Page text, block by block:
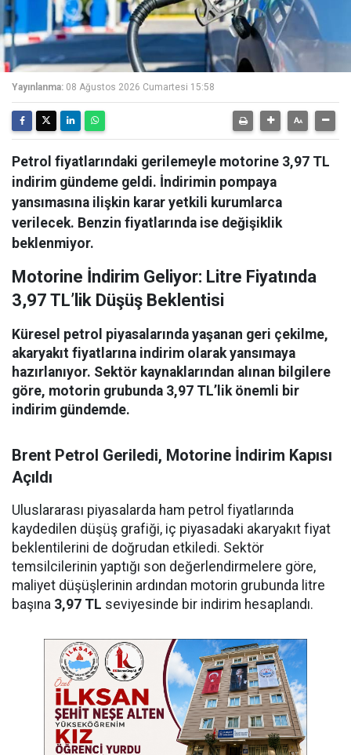
Yayınlanma: 08 Ağustos 2026 Cumartesi 15:58
Petrol fiyatlarındaki gerilemeyle motorine 3,97 TL
indirim gündeme geldi. İndirimin pompaya
yansımasına ilişkin karar yetkili kurumlarca
verilecek. Benzin fiyatlarında ise değişiklik
beklenmiyor.
Motorine İndirim Geliyor: Litre Fiyatında
3,97 TL’lik Düşüş Beklentisi
Küresel petrol piyasalarında yaşanan geri çekilme,
akaryakıt fiyatlarına indirim olarak yansımaya
hazırlanıyor. Sektör kaynaklarından alınan bilgilere
göre, motorin grubunda 3,97 TL’lik önemli bir
indirim gündemde.
Brent Petrol Geriledi, Motorine İndirim Kapısı
Açıldı
Uluslararası piyasalarda ham petrol fiyatlarında
kaydedilen düşüş grafiği, iç piyasadaki akaryakıt fiyat
beklentilerini de doğrudan etkiledi. Sektör
temsilcilerinin yaptığı son değerlendirmelere göre,
maliyet düşüşlerinin ardından motorin grubunda litre
başına 3,97 TL seviyesinde bir indirim hesaplandı.